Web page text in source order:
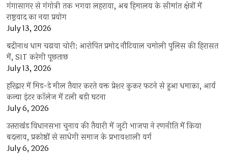
गंगासागर से गंगोत्री तक भगवा लहराया, अब हिमालय के सीमांत क्षेत्रों में
राष्ट्रवाद का नया प्रयोग
July 13, 2026
बद्रीनाथ धाम चढ़ावा चोरी: आरोपित प्रमोद नौटियाल चमोली पुलिस की हिरासत
में, SIT करेगी पूछताछ
July 13, 2026
हरिद्वार में मिड-डे मील तैयार करते वक्त प्रेशर कुकर फटने से हुआ धमाका, आर्य
कन्या इंटर कॉलेज में टली बड़ी घटना
July 6, 2026
उत्तराखंंड विधानसभा चुनाव की तैयारी में जुटी भाजपा ने रणनीति में किया
बदलाव, प्रकोष्ठों से साधेगी समाज के प्रभावशाली वर्ग
July 6, 2026